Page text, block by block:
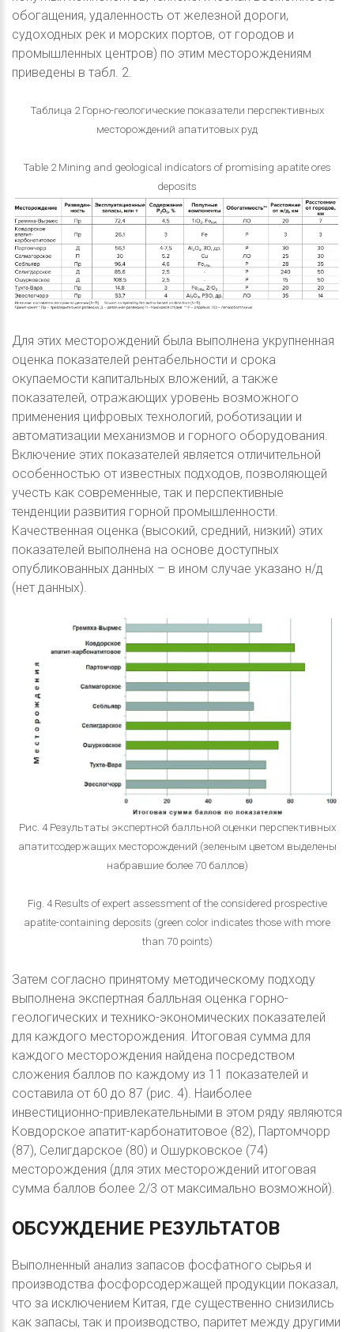
обогащения, удаленность от железной дороги,
судоходных рек и морских портов, от городов и
промышленных центров) по этим месторождениям
приведены в табл. 2.
Таблица 2 Горно-геологические показатели перспективных
месторождений апатитовых руд
Table 2 Mining and geological indicators of promising apatite ores
deposits
Для этих месторождений была выполнена укрупненная
оценка показателей рентабельности и срока
окупаемости капитальных вложений, а также
показателей, отражающих уровень возможного
применения цифровых технологий, роботизации и
автоматизации механизмов и горного оборудования.
Включение этих показателей является отличительной
особенностью от известных подходов, позволяющей
учесть как современные, так и перспективные
тенденции развития горной промышленности.
Качественная оценка (высокий, средний, низкий) этих
показателей выполнена на основе доступных
опубликованных данных – в ином случае указано н/д
(нет данных).
Рис. 4 Результаты экспертной балльной оценки перспективных
апатитсодержащих месторождений (зеленым цветом выделены
набравшие более 70 баллов)
Fig. 4 Results of expert assessment of the considered prospective
apatite-containing deposits (green color indicates those with more
than 70 points)
Затем согласно принятому методическому подходу
выполнена экспертная балльная оценка горно-
геологических и технико-экономических показателей
для каждого месторождения. Итоговая сумма для
каждого месторождения найдена посредством
сложения баллов по каждому из 11 показателей и
составила от 60 до 87 (рис. 4). Наиболее
инвестиционно-привлекательными в этом ряду являются
Ковдорское апатит-карбонатитовое (82), Партомчорр
(87), Селигдарское (80) и Ошурковское (74)
месторождения (для этих месторождений итоговая
сумма баллов более 2/3 от максимально возможной).
ОБСУЖДЕНИЕ РЕЗУЛЬТАТОВ
Выполненный анализ запасов фосфатного сырья и
производства фосфорсодержащей продукции показал,
что за исключением Китая, где существенно снизились
как запасы, так и производство, паритет между другими